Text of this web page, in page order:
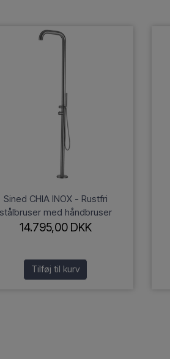
Sined CHIA INOX - Rustfri
stålbruser med håndbruser
14.795,00 DKK
Tilføj til kurv